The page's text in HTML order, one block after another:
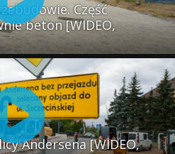
Część
beton [WIDEO,
Andersena [WIDEO,